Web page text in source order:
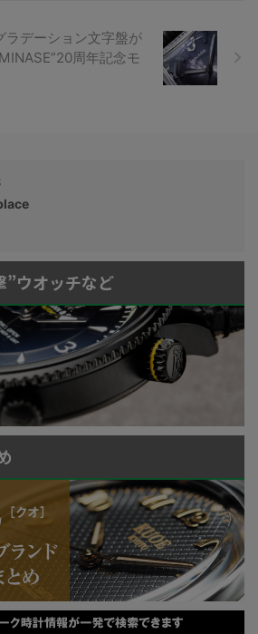
ラデーション文字盤が
周年記念モ
”ウオッチなど